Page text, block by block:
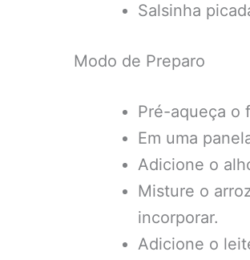
Salsinha
Modo de Preparo
Pré-aqueça o
Em uma
Adicione o
Misture o
incorporar.
Adicione o